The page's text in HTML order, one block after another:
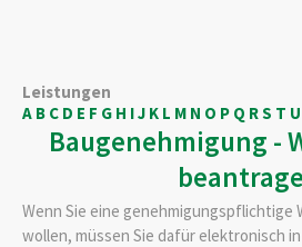
Leistungen
A B C D E F G H IJ K L M N O P Q RS T U
Baugenehmigung -
Wenn Sie eine genehmigungspflichtige
wollen, müssen Sie dafür elektronisch